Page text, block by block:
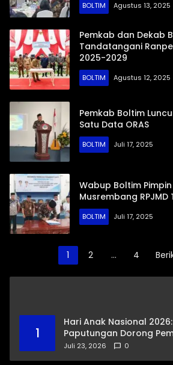
BOLTIM Agustus 13, 2025
Pemkab dan Dekab
Tandatangani
2025-2029
BOLTIM Agustus 12, 2025
Pemkab Boltim
Satu Data ORAS
BOLTIM Juli 17, 2025
Wabup Boltim
Musrembang
BOLTIM Juli 17, 2025
pos
1 2 … 4
1
Hari Anak Nasional
Paputungan Dorong
Pendidikan dan Proteksi
Juli 23, 2026 0